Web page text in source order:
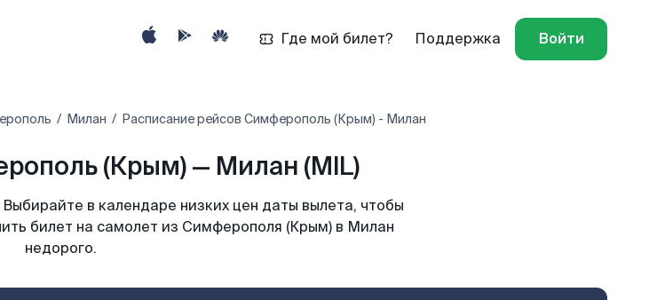
Где мой билет? Поддержка Войти
Милан Расписание рейсов Симферополь (Крым) - Милан
(Крым) — Милан (MIL)
в календаре низких цен даты вылета, чтобы
билет на самолет из Симферополя (Крым) в Милан
недорого.